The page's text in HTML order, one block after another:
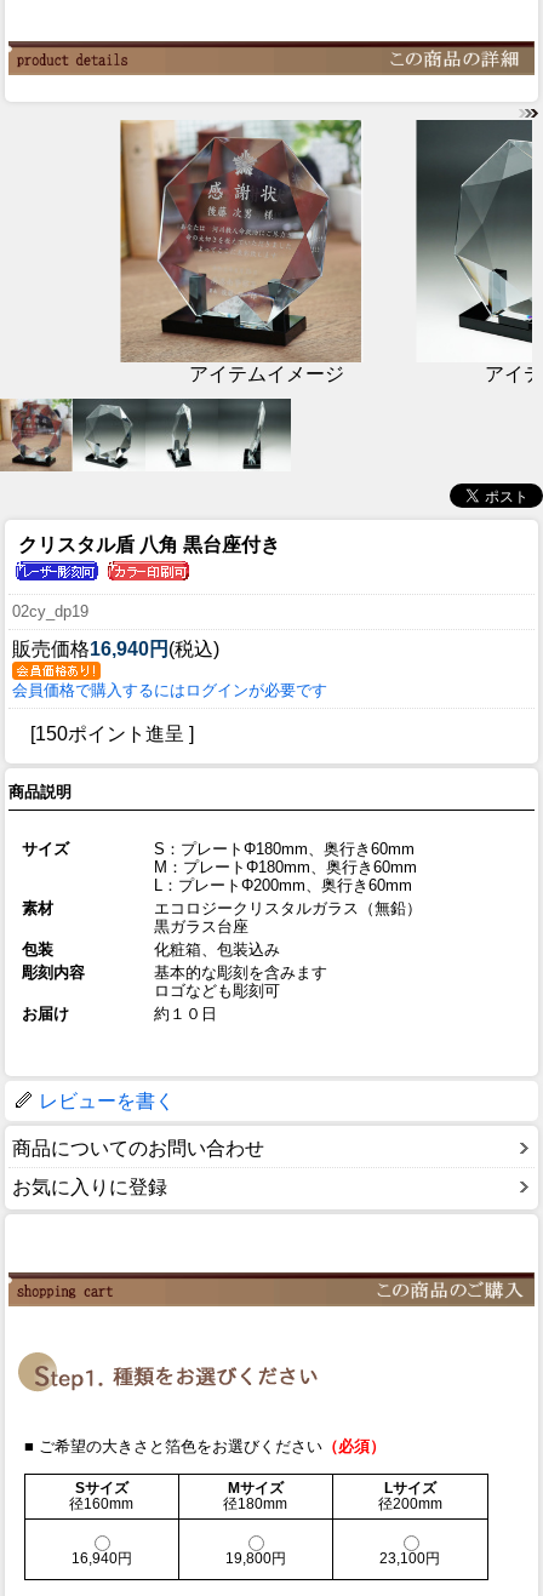
アイテムイメージ アイ
クリスタル盾 八角 黒台座付き
02cy_dp19
販売価格16,940円 (税込)
会員価格で購入するにはログインが必要です
[150ポイント進呈 ]
商品説明
サイズ
S：プレートΦ180mm、奥行き60mm
M：プレートΦ180mm、奥行き60mm
L：プレートΦ200mm、奥行き60mm
素材
エコロジークリスタルガラス（無鉛）
黒ガラス台座
包装
化粧箱、包装込み
彫刻内容
基本的な彫刻を含みます
ロゴなども彫刻可
お届け
約１０日
レビューを書く
商品についてのお問い合わせ
お気に入りに登録
■ ご希望の大きさと箔色をお選びください（必須）
Sサイズ
径160mm
Mサイズ
径180mm
Lサイズ
径200mm
16,940円 19,800円 23,100円